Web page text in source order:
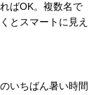
ばOK。複数名で
とスマートに見え
いちばん暑い時間